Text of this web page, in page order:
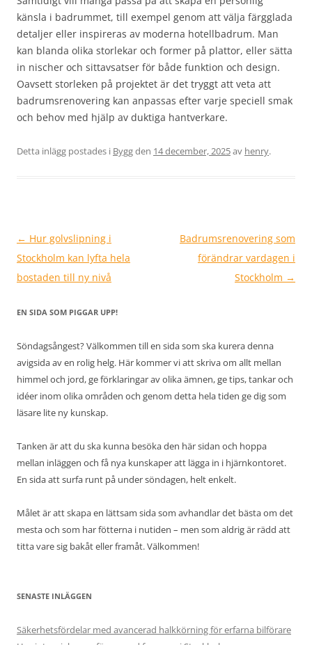
känsla i badrummet, till exempel genom att välja färgglada
detaljer eller inspireras av moderna hotellbadrum. Man
kan blanda olika storlekar och former på plattor, eller sätta
in nischer och sittavsatser för både funktion och design.
Oavsett storleken på projektet är det tryggt att veta att
badrumsrenovering kan anpassas efter varje speciell smak
och behov med hjälp av duktiga hantverkare.
Detta inlägg postades i Byggden 14 december, 2025av henry.
Inläggsnavigering
← Hur golvslipning i
Stockholm kan lyfta hela
bostaden till ny nivå
Badrumsrenovering som
förändrar vardagen i
Stockholm →
EN SIDA SOM PIGGAR UPP!
Söndagsångest? Välkommen till en sida som ska kurera denna
avigsida av en rolig helg. Här kommer vi att skriva om allt mellan
himmel och jord, ge förklaringar av olika ämnen, ge tips, tankar och
idéer inom olika områden och genom detta hela tiden ge dig som
läsare lite ny kunskap.
Tanken är att du ska kunna besöka den här sidan och hoppa
mellan inläggen och få nya kunskaper att lägga in i hjärnkontoret.
En sida att surfa runt på under söndagen, helt enkelt.
Målet är att skapa en lättsam sida som avhandlar det bästa om det
mesta och som har fötterna i nutiden – men som aldrig är rädd att
titta vare sig bakåt eller framåt. Välkommen!
SENASTE INLÄGGEN
Säkerhetsfördelar med avancerad halkkörning för erfarna bilförare